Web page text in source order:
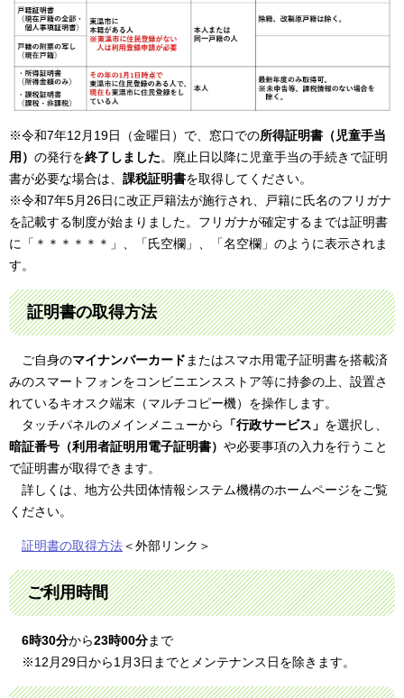
※令和7年12月19日（金曜日）で、窓口での所得証明書（児童手当
用） の発行を終了しました。廃止日以降に児童手当の手続きで証明
書が必要な場合は、 課税証明書を取得してください。
​※令和7年5月26日に改正戸籍法が施行され、戸籍に氏名のフリガナ
を記載する制度が始まりました。フリガナが確定するまでは証明書
に「＊＊＊＊＊＊」、「氏空欄」、「名空欄」のように表示されま
す。
証明書の取得方法
ご自身のマイナンバーカード またはスマホ用電子証明書を搭載済
みのスマートフォンをコンビニエンスストア等に持参の上、設置さ
れているキオスク端末（マルチコピー機）を操作します。
タッチパネルのメインメニューから
「行政サービス」 を選択し、
暗証番号（利用者証明用電子証明書） や必要事項の入力を行うこと
で証明書が取得できます。
詳しくは、地方公共団体情報システム機構のホームページをご覧
ください。
証明書の取得方法＜外部リンク＞
ご利用時間
6時30分から23時00分まで
※12月29日から1月3日までとメンテナンス日を除きます。